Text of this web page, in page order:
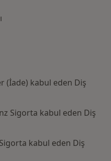
(İade) kabul eden Diş
Sigorta kabul eden Diş
kabul eden Diş